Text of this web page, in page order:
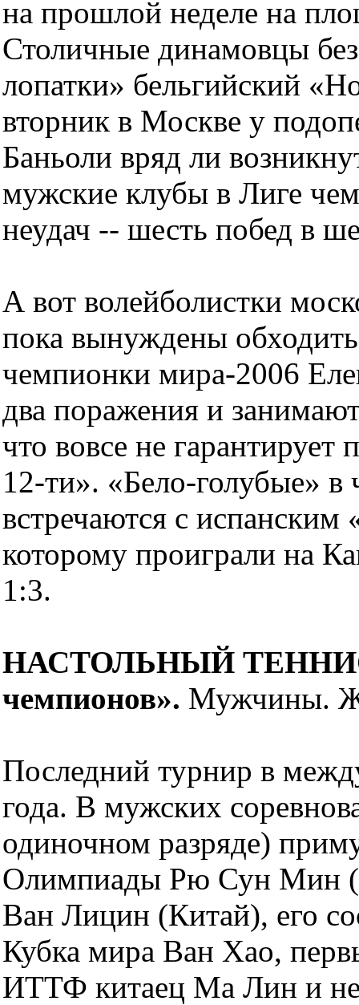
на прошлой неделе на
Столичные динамовцы
лопатки» бельгийский
вторник в Москве у
Баньоли вряд ли
мужские клубы в Лиге
неудач -- шесть побед в
А вот волейболистки
пока вынуждены
чемпионки мира-2006
два поражения и
что вовсе не
12-ти». «Бело-голубые»
встречаются с
которому проиграли на
1:3.
НАСТОЛЬНЫЙ ТЕННИС.
чемпионов». Мужчины.
Последний турнир в
года. В мужских
одиночном разряде)
Олимпиады Рю Сун Мин
Ван Лицин (Китай), его
Кубка мира Ван Хао,
ИТТФ китаец Ма Лин и